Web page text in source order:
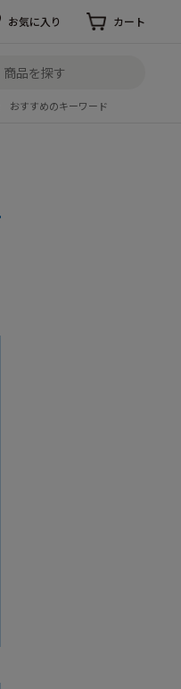
お気に入り カート
おすすめのキーワード